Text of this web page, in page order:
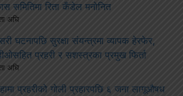
समितिमा रिता कँडेल मनोनित
अघि
घटनापछि सुरक्षा संयन्त्रमा व्यापक हेरफेर,
प्रहरी र सशस्त्रका प्रमुख फिर्ता
अघि
प्रहरीको गोली प्रहारपछि ६ जना लागूऔषध